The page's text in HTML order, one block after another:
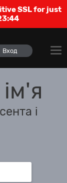
SSL for just
Вход
і